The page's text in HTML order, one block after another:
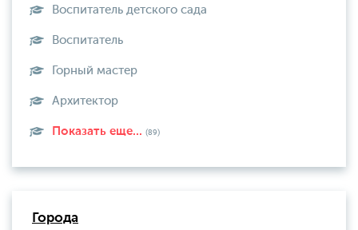
Воспитатель детского сада
Воспитатель
Горный мастер
Архитектор
Показать еще... (89)
Города